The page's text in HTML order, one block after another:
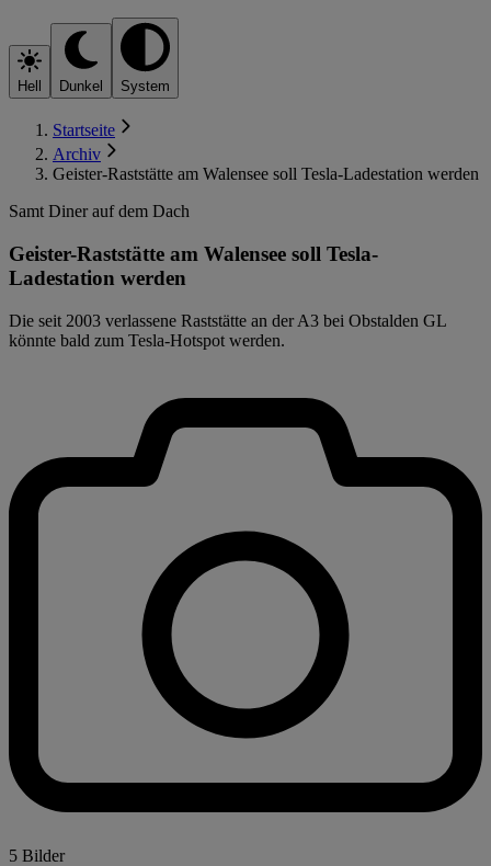
Hell Dunkel System
Startseite
Archiv
Geister-Raststätte am Walensee soll Tesla-Ladestation werden
Samt Diner auf dem Dach
Geister-Raststätte am Walensee soll Tesla-
Ladestation werden
Die seit 2003 verlassene Raststätte an der A3 bei Obstalden GL
könnte bald zum Tesla-Hotspot werden.
5 Bilder